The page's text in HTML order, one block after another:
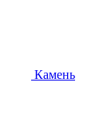
Камень